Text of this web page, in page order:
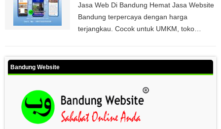
Jasa Web Di Bandung Hemat Jasa Website
Bandung terpercaya dengan harga
terjangkau. Cocok untuk UMKM, toko…
Bandung Website